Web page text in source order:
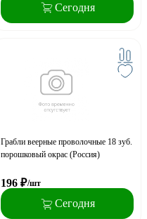
Сегодня
Грабли веерные проволочные 18 зуб.
порошковый окрас (Россия)
196 ₽/шт
Сегодня